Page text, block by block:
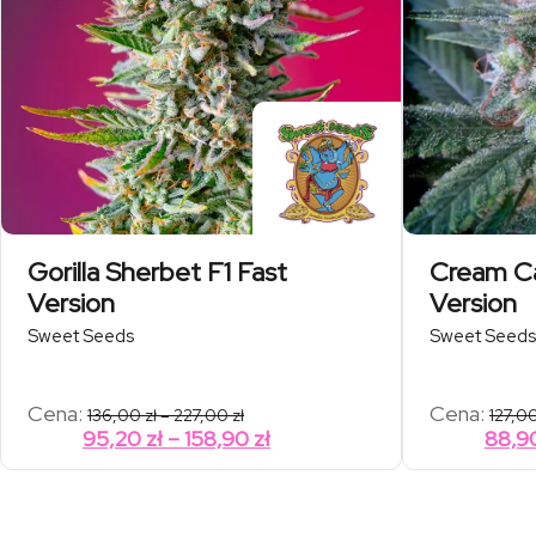
Gorilla Sherbet F1 Fast
Version
Sweet Seeds
Cena: 136,00zł–227,00złZakres
cen:
od
136,00 zł
95,20 zł –158,90 złZakres
cen:
Cream
Version
Sweet Seeds
Cena: